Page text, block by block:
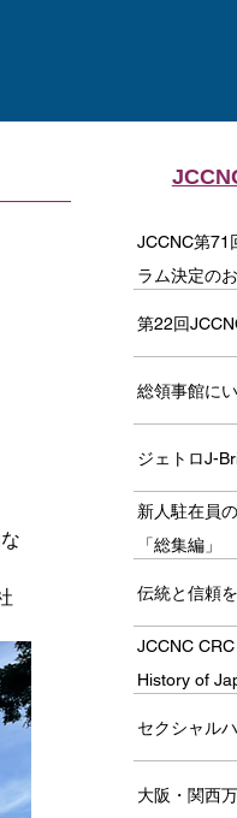
JCCNC第71
ラム決定の
第22回
総領事館に
ジェトロJ-
新人駐在員
「総集編」
伝統と信頼
JCCNC
History of
セクシャル
大阪・関西